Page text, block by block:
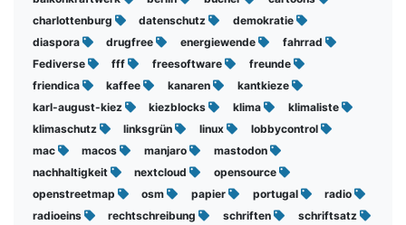
charlottenburg
datenschutz
demokratie
diaspora
drugfree energiewende
fahrrad
Fediverse
fff freesoftware
freunde
friendica
kaffee kanaren
kantkieze
karl-august-kiez
kiezblocks klima
klimaliste
klimaschutz
linksgrün linux
lobbycontrol
mac
macos manjaro
mastodon
nachhaltigkeit
nextcloud
opensource
openstreetmap
osm papier portugal
radio
radioeins
rechtschreibung schriften
schriftsatz